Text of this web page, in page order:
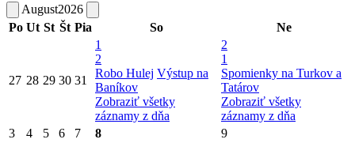
August2026
Po Ut St Št Pia So Ne
27 28 29 30 31
1
2
Robo Hulej Výstup na
Baníkov
Zobraziť všetky
záznamy z dňa
2
1
Spomienky na Turkov a
Tatárov
Zobraziť všetky
záznamy z dňa
3
4 5 6 7 8
9